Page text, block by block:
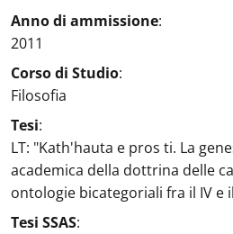
Anno di ammissione:
2011
Corso di Studio:
Filosofia
Tesi:
LT: "Kath'hauta e pros ti. La
academica della dottrina delle
ontologie bicategoriali fra il IV e
Tesi SSAS: